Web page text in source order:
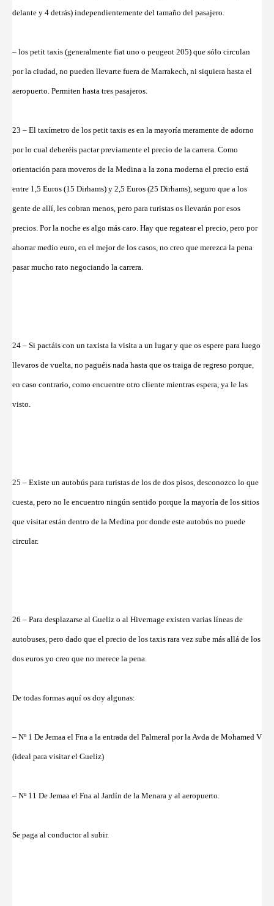
delante y 4 detrás) independientemente del tamaño del pasajero.
– los petit taxis (generalmente fiat uno o peugeot 205) que sólo circulan
por la ciudad, no pueden llevarte fuera de Marrakech, ni siquiera hasta el
aeropuerto. Permiten hasta tres pasajeros.
23 – El taxímetro de los petit taxis es en la mayoría meramente de adorno
por lo cual deberéis pactar previamente el precio de la carrera. Como
orientación para moveros de la Medina a la zona moderna el precio está
entre 1,5 Euros (15 Dirhams) y 2,5 Euros (25 Dirhams), seguro que a los
gente de allí, les cobran menos, pero para turistas os llevarán por esos
precios. Por la noche es algo más caro. Hay que regatear el precio, pero por
ahorrar medio euro, en el mejor de los casos, no creo que merezca la pena
pasar mucho rato negociando la carrera.
24 – Si pactáis con un taxista la visita a un lugar y que os espere para luego
llevaros de vuelta, no paguéis nada hasta que os traiga de regreso porque,
en caso contrario, como encuentre otro cliente mientras espera, ya le las
visto.
25 – Existe un autobús para turistas de los de dos pisos, desconozco lo que
cuesta, pero no le encuentro ningún sentido porque la mayoría de los sitios
que visitar están dentro de la Medina por donde este autobús no puede
circular.
26 – Para desplazarse al Gueliz o al Hivernage existen varias líneas de
autobuses, pero dado que el precio de los taxis rara vez sube más allá de los
dos euros yo creo que no merece la pena.
De todas formas aquí os doy algunas:
– Nº 1 De Jemaa el Fna a la entrada del Palmeral por la Avda de Mohamed V
(ideal para visitar el Gueliz)
– Nº 11 De Jemaa el Fna al Jardín de la Menara y al aeropuerto.
Se paga al conductor al subir.